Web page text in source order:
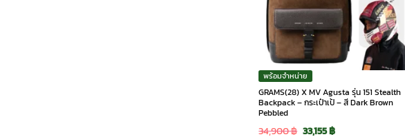
พร้อมจำหน่าย
GRAMS(28) X MV Agusta รุ่น 151 Stealth
Backpack – กระเป๋าเป้ – สี Dark Brown
Pebbled
34,900฿ Original
33,155฿Current